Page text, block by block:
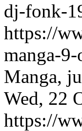
dj-fonk-
https://
manga-
Manga,
Wed, 22
https://